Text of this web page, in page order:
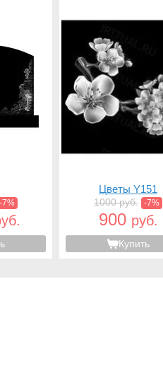
-7%
Цветы Y151
1000 руб. -7%
900 руб.
Купить